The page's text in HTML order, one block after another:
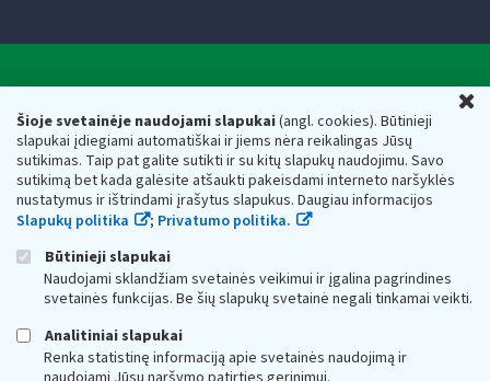
Šioje svetainėje naudojami slapukai(angl. cookies). Būtinieji
slapukai įdiegiami automatiškai ir jiems nėra reikalingas Jūsų
sutikimas. Taip pat galite sutikti ir su kitų slapukų naudojimu. Savo
sutikimą bet kada galėsite atšaukti pakeisdami interneto naršyklės
nustatymus ir ištrindami įrašytus slapukus. Daugiau informacijos
Slapukų politika
; Privatumo politika.
Būtinieji slapukai
Naudojami sklandžiam svetainės veikimui ir įgalina pagrindines
svetainės funkcijas. Be šių slapukų svetainė negali tinkamai veikti.
Analitiniai slapukai
Renka statistinę informaciją apie svetainės naudojimą ir
Respublikos finansų ministerijos
Biudžetinė įstaiga. Juridinio asmens kodas — 188659752,
adresas: Vasario 16-osios g. 14, 01107 Vilnius, Lietuva, el.paštas:
vmi@vmi.lt, E. pristatymo dėžutės adresas 188659752
Duomenys apie Valstybinę mokesčių inspekciją prie Lietuvos
Respublikos finansų ministerijos kaupiami ir saugomi Juridinių